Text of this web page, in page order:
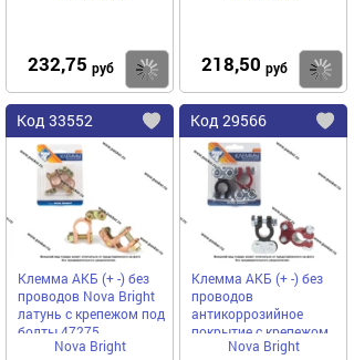
232,75 руб Купить
218,50 руб
Код 33552
Добавить
избранное
Клемма АКБ (+ -) без
проводов Nova Bright
латунь с крепежом под
болты 47275
Nova Bright
Код 29566
Клемма АКБ (+ -) без
проводов
антикоррозийное
покрытие с крепежом
Nova Bright 47276
Nova Bright